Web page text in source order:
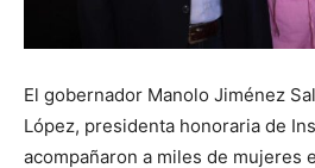
El gobernador Manolo Jiménez
López, presidenta honoraria de
acompañaron a miles de mujeres